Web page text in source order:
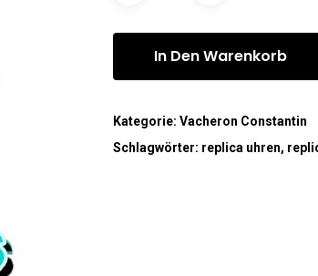
In Den Warenkorb
Kategorie:Vacheron Constantin
Schlagwörter: replica uhren,